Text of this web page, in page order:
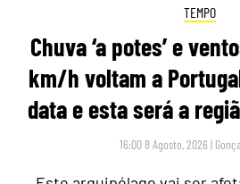
TEMPO
Chuva ‘a potes’ e
km/h voltam a
data e esta será a
16:00 8 Agosto, 2026 |